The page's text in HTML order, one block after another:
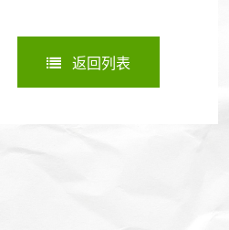
返回列表